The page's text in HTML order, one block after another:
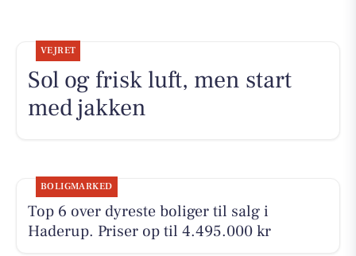
VEJRET
Sol og frisk luft, men start
med jakken
BOLIGMARKED
Top 6 over dyreste boliger til salg i
Haderup. Priser op til 4.495.000 kr